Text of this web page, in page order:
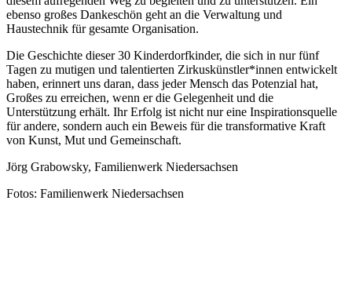
ebenso großes Dankeschön geht an die Verwaltung und
Haustechnik für gesamte Organisation.
Die Geschichte dieser 30 Kinderdorfkinder, die sich in nur fünf
Tagen zu mutigen und talentierten Zirkuskünstler*innen entwickelt
haben, erinnert uns daran, dass jeder Mensch das Potenzial hat,
Großes zu erreichen, wenn er die Gelegenheit und die
Unterstützung erhält. Ihr Erfolg ist nicht nur eine Inspirationsquelle
für andere, sondern auch ein Beweis für die transformative Kraft
von Kunst, Mut und Gemeinschaft.
Jörg Grabowsky, Familienwerk Niedersachsen
Fotos: Familienwerk Niedersachsen